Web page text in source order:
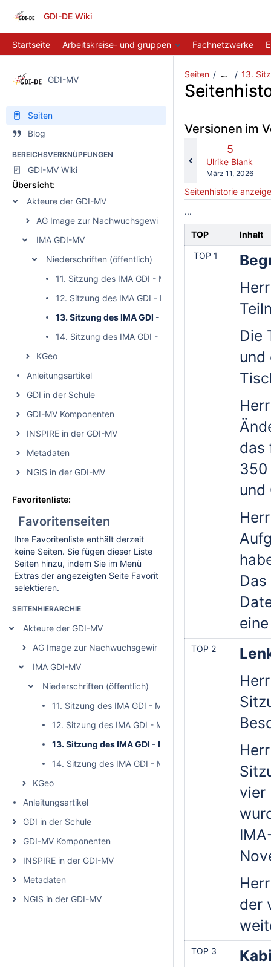
GDI-DE Wiki
Startseite Arbeitskreise- und gruppen Fachnetzwerke
GDI-MV
Seiten
Blog
BEREICHSVERKNÜPFUNGEN
GDI-MV Wiki
Übersicht:
Akteure der GDI-MV
AG Image zur Nachwuchsgewinnung
IMA GDI-MV
Niederschriften (öffentlich)
11. Sitzung des IMA GDI - MV (öffentlich)
12. Sitzung des IMA GDI - MV (öffentlich)
13. Sitzung des IMA GDI - MV (öffentlich)
14. Sitzung des IMA GDI - MV (öffentlich)
KGeo
Anleitungsartikel
GDI in der Schule
GDI-MV Komponenten
INSPIRE in der GDI-MV
Metadaten
NGIS in der GDI-MV
Favoritenliste:
Favoritenseiten
Ihre Favoritenliste enthält derzeit
keine Seiten. Sie fügen dieser Liste
Seiten hinzu, indem Sie im Menü
Extras der angezeigten Seite Favorit
selektieren.
SEITENHIERARCHIE
Akteure der GDI-MV
AG Image zur Nachwuchsgewinnung
IMA GDI-MV
Niederschriften (öffentlich)
11. Sitzung des IMA GDI - MV (öffentlich)
12. Sitzung des IMA GDI - MV (öffentlich)
13. Sitzung des IMA GDI - MV (öffentlich)
14. Sitzung des IMA GDI - MV (öffentlich)
KGeo
Anleitungsartikel
GDI in der Schule
GDI-MV Komponenten
INSPIRE in der GDI-MV
Metadaten
NGIS in der GDI-MV
Seiten … 13.
Versionen im
Alte
Version
5
Ulrike Blank
Gespeichert
März 11, 2026
Seitenhistorie
...
TOP Inhalt
TOP 1
Die
und
das
350
und
TOP 2
vier
der
TOP 3